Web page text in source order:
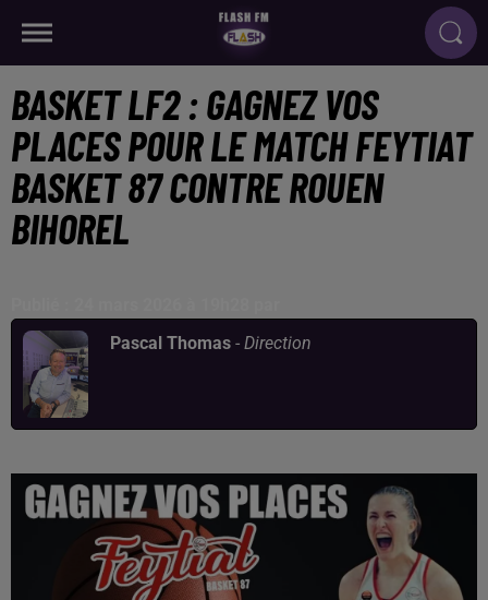
BASKET LF2 : GAGNEZ VOS
PLACES POUR LE MATCH FEYTIAT
BASKET 87 CONTRE ROUEN
BIHOREL
Pascal Thomas - Direction